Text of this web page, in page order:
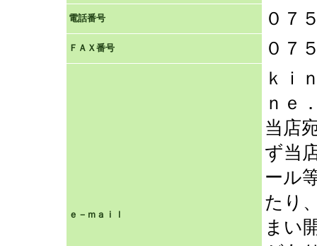
電話番号 ０７
ＦＡＸ番号 ０７
ｅ－ｍａｉｌ
ｋｉ
ｎｅ
当店
ず当
ール
たり
まい